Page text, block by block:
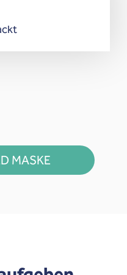
MASKE